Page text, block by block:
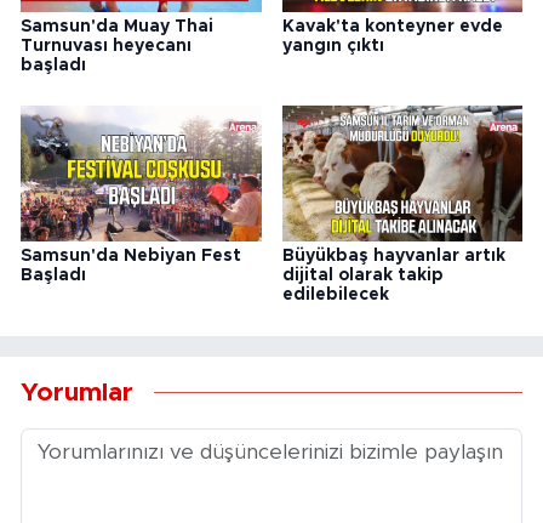
Samsun'da Muay Thai
Turnuvası heyecanı
başladı
Kavak'ta konteyner evde
yangın çıktı
Samsun'da Nebiyan Fest
Başladı
Büyükbaş hayvanlar artık
dijital olarak takip
edilebilecek
Yorumlar